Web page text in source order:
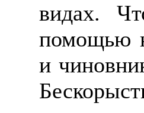
видах.
помощью
и